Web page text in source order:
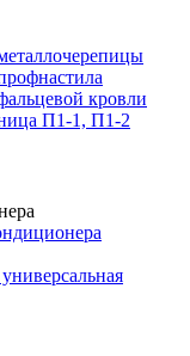
кровли
П1-1, П1-2